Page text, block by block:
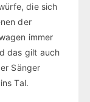
die sich
der
immer
das gilt auch
Sänger
Tal.